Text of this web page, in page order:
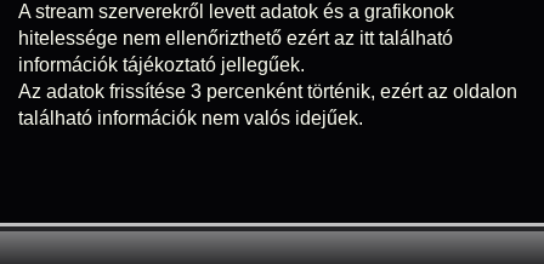
A stream szerverekről levett adatok és a grafikonok
hitelessége nem ellenőrizthető ezért az itt található
információk tájékoztató jellegűek.
Az adatok frissítése 3 percenként történik, ezért az oldalon
található információk nem valós idejűek.